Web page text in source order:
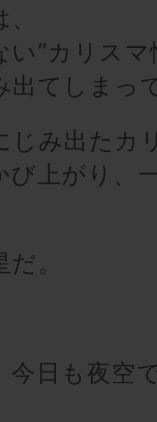
い”カリス
出てしまっ
じみ出たカ
び上がり、
。
今日も夜空